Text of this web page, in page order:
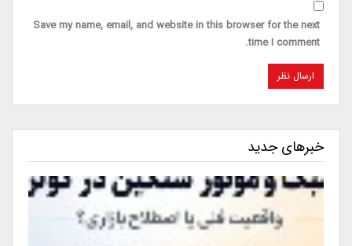
Save my name, email, and website in this browser for the next
time I comment.
خبرهای جدید